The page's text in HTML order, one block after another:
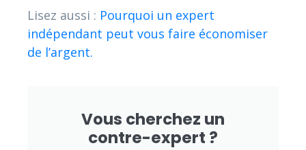
Lisez aussi : Pourquoi un expert
indépendant peut vous faire économiser
de l’argent.
Vous cherchez un
contre-expert ?